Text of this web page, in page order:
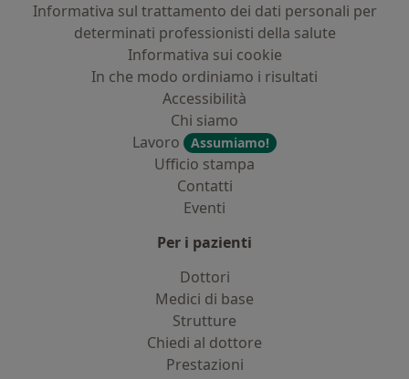
Informativa sul trattamento dei dati personali per
determinati professionisti della salute
Informativa sui cookie
In che modo ordiniamo i risultati
Accessibilità
Chi siamo
Lavoro
Assumiamo!
Ufficio stampa
Contatti
Eventi
Per i pazienti
Dottori
Medici di base
Strutture
Chiedi al dottore
Prestazioni